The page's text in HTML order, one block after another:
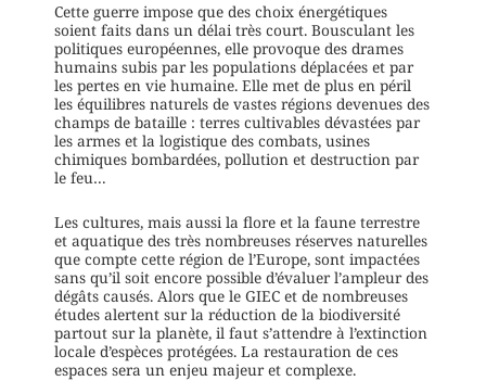
Cette guerre impose que des choix énergétiques
soient faits dans un délai très court. Bousculant les
politiques européennes, elle provoque des drames
humains subis par les populations déplacées et par
les pertes en vie humaine. Elle met de plus en péril
les équilibres naturels de vastes régions devenues des
champs de bataille : terres cultivables dévastées par
les armes et la logistique des combats, usines
chimiques bombardées, pollution et destruction par
le feu…
Les cultures, mais aussi la flore et la faune terrestre
et aquatique des très nombreuses réserves naturelles
que compte cette région de l’Europe, sont impactées
sans qu’il soit encore possible d’évaluer l’ampleur des
dégâts causés. Alors que le GIEC et de nombreuses
études alertent sur la réduction de la biodiversité
partout sur la planète, il faut s’attendre à l’extinction
locale d’espèces protégées. La restauration de ces
espaces sera un enjeu majeur et complexe.